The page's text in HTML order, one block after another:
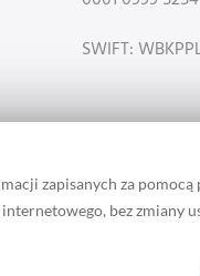
zapisanych za
bez
SWIFT:
w